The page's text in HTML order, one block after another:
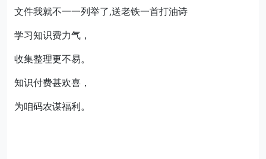
文件我就不一一列举了,送老铁一首打油诗
学习知识费力气，
收集整理更不易。
知识付费甚欢喜，
为咱码农谋福利。